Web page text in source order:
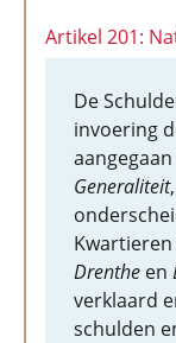
Artikel 201:
De
invoering
Generaliteit
Kwartieren
Drenthe en
verklaard
schulden